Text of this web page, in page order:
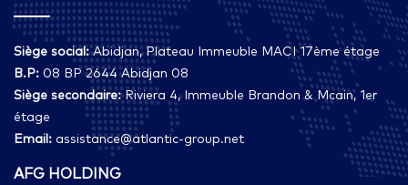
Siège social:Abidjan, Plateau Immeuble MACI 17ème étage
B.P: 08 BP 2644 Abidjan 08
Siège secondaire:Riviera 4, Immeuble Brandon & Mcain, 1er
étage
Email: assistance@atlantic-group.net
AFG HOLDING